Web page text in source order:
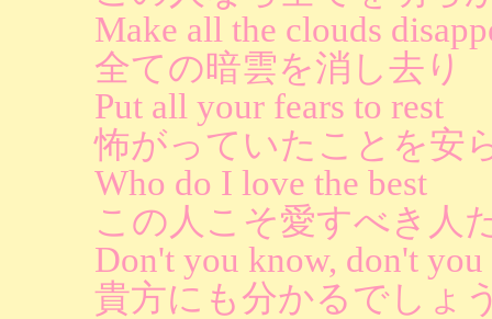
Make all the clouds
全ての暗雲を消し去り
Put all your fears to rest
怖がっていたことを安
Who do I love the best
この人こそ愛すべき人
Don't you know, don't
貴方にも分かるでしょ